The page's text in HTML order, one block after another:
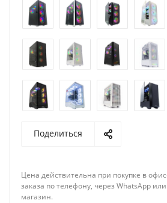
Поделиться
Цена действительна при покупке в
заказа по телефону, через WhatsApp
магазин.